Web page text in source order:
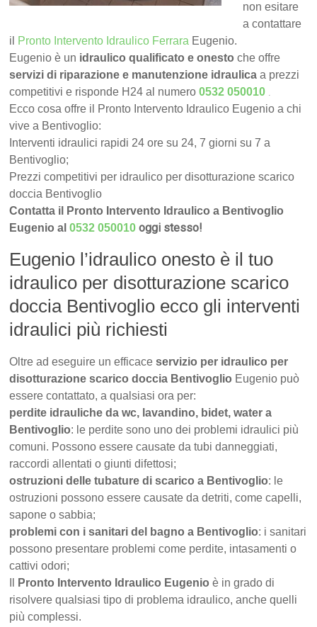
non esitare
a contattare
il Pronto Intervento Idraulico Ferrara Eugenio.
Eugenio è un idraulico qualificato e onesto che offre
servizi di riparazione e manutenzione idraulica a prezzi
competitivi e risponde H24 al numero0532 050010 .
Ecco cosa offre il Pronto Intervento Idraulico Eugenio a chi
vive a Bentivoglio:
Interventi idraulici rapidi 24 ore su 24, 7 giorni su 7 a
Bentivoglio;
Prezzi competitivi per idraulico per disotturazione scarico
doccia Bentivoglio
Contatta il Pronto Intervento Idraulico a Bentivoglio
Eugenio al0532 050010 oggi stesso!
Eugenio l’idraulico onesto è il tuo
idraulico per disotturazione scarico
doccia Bentivoglio ecco gli interventi
idraulici più richiesti
Oltre ad eseguire un efficaceservizio per idraulico per
disotturazione scarico doccia Bentivoglio Eugenio può
essere contattato, a qualsiasi ora per:
perdite idrauliche da wc, lavandino, bidet, water a
Bentivoglio: le perdite sono uno dei problemi idraulici più
comuni. Possono essere causate da tubi danneggiati,
raccordi allentati o giunti difettosi;
ostruzioni delle tubature di scarico a Bentivoglio: le
ostruzioni possono essere causate da detriti, come capelli,
sapone o sabbia;
problemi con i sanitari del bagno a Bentivoglio: i sanitari
possono presentare problemi come perdite, intasamenti o
cattivi odori;
Pronto Intervento Idraulico Eugenio è in grado di
risolvere qualsiasi tipo di problema idraulico, anche quelli
più complessi.